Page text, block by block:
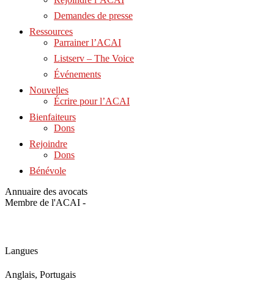
Demandes de presse
Ressources
Parrainer l’ACAI
Listserv – The Voice
Événements
Nouvelles
Écrire pour l’ACAI
Bienfaiteurs
Dons
Rejoindre
Dons
Bénévole
Annuaire des avocats
Membre de l'ACAI -
Langues
Anglais, Portugais